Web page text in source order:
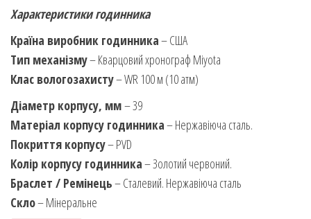
Характеристики годинника
Країна виробник годинника– США
Тип механізму– Кварцовий хронограф Miyota
Клас вологозахисту– WR 100 м (10 атм)
Діаметр корпусу, мм– 39
Матеріал корпусу годинника– Нержавіюча сталь.
Покриття корпусу– PVD
Колір корпусу годинника– Золотий червоний.
Браслет / Ремінець– Сталевий. Нержавіюча сталь
Скло– Мінеральне